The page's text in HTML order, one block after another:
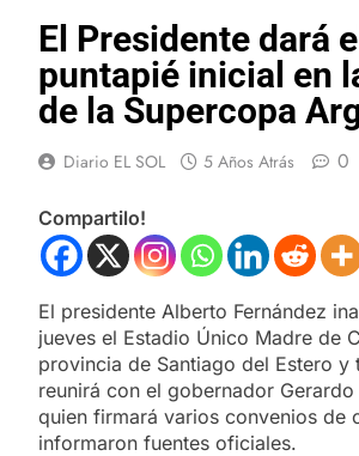
El Presidente dará el
puntapié inicial en
de la Supercopa
Diario EL SOL 5 Años Atrás 0
Compartilo!
El presidente Alberto Fernández
jueves el Estadio Único Madre de
provincia de Santiago del Estero y
reunirá con el gobernador
quien firmará varios convenios de
informaron fuentes oficiales.